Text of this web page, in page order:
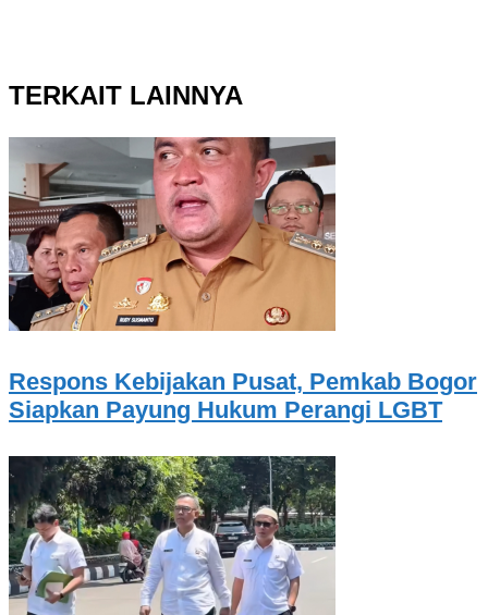
TERKAIT LAINNYA
Respons Kebijakan Pusat, Pemkab Bogor
Siapkan Payung Hukum Perangi LGBT